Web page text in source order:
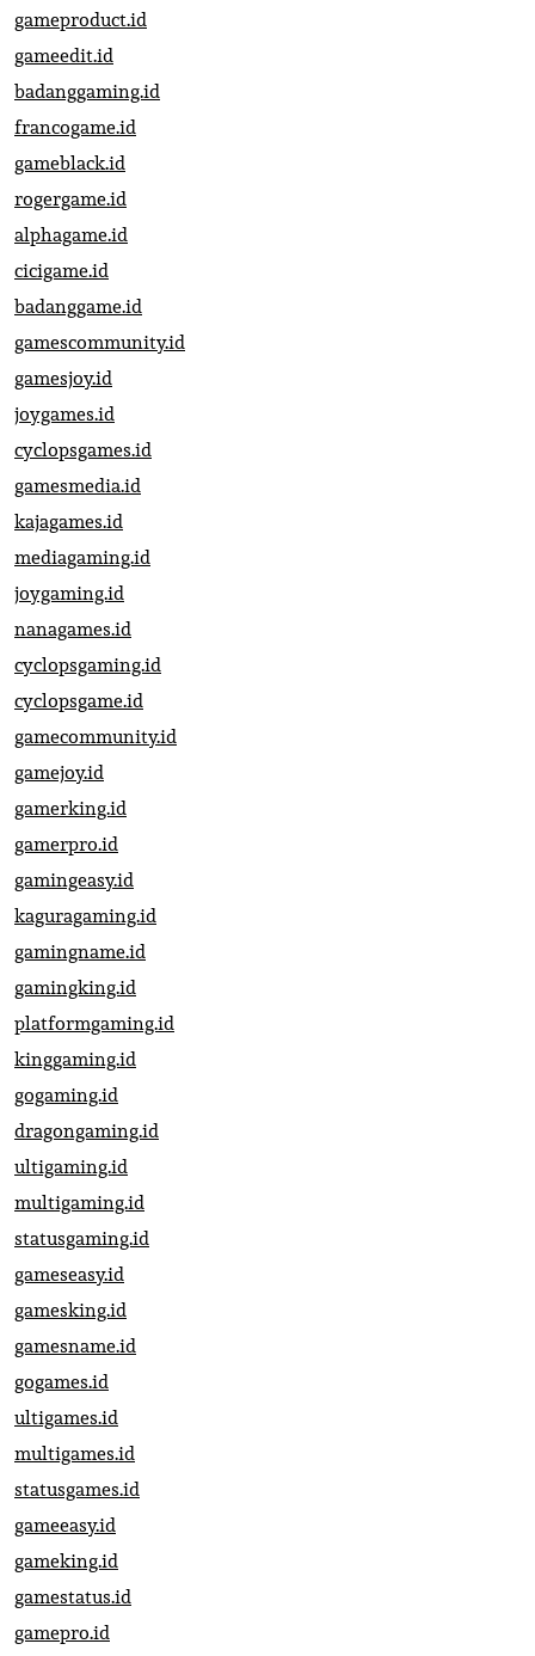
gameproduct.id
gameedit.id
badanggaming.id
francogame.id
gameblack.id
rogergame.id
alphagame.id
cicigame.id
badanggame.id
gamescommunity.id
gamesjoy.id
joygames.id
cyclopsgames.id
gamesmedia.id
kajagames.id
mediagaming.id
joygaming.id
nanagames.id
cyclopsgaming.id
cyclopsgame.id
gamecommunity.id
gamejoy.id
gamerking.id
gamerpro.id
gamingeasy.id
kaguragaming.id
gamingname.id
gamingking.id
platformgaming.id
kinggaming.id
gogaming.id
dragongaming.id
ultigaming.id
multigaming.id
statusgaming.id
gameseasy.id
gamesking.id
gamesname.id
gogames.id
ultigames.id
multigames.id
statusgames.id
gameeasy.id
gameking.id
gamestatus.id
gamepro.id